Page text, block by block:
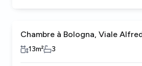
Chambre à Bologna, Viale
13m² 3